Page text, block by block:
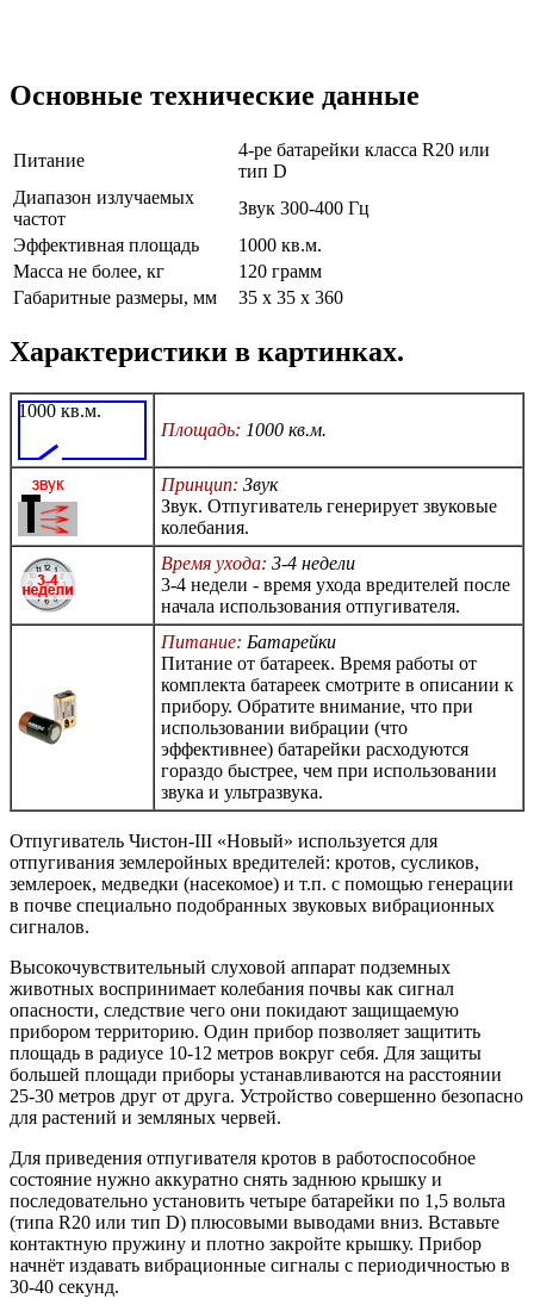
Основные технические данные
Питание
4-ре батарейки класса R20 или
тип D
Диапазон излучаемых
частот
Звук 300-400 Гц
Эффективная площадь
1000 кв.м.
Масса не более, кг
120 грамм
Габаритные размеры, мм
35 х 35 х 360
Характеристики в картинках.
1000 кв.м.
Площадь: 1000 кв.м.
Принцип: Звук
Звук. Отпугиватель генерирует звуковые
колебания.
Время ухода: 3-4 недели
3-4 недели - время ухода вредителей после
начала использования отпугивателя.
Питание: Батарейки
Питание от батареек. Время работы от
комплекта батареек смотрите в описании к
прибору. Обратите внимание, что при
использовании вибрации (что
эффективнее) батарейки расходуются
гораздо быстрее, чем при использовании
звука и ультразвука.
Отпугиватель Чистон-III «Новый» используется для
отпугивания землеройных вредителей: кротов, сусликов,
землероек, медведки (насекомое) и т.п. с помощью генерации
в почве специально подобранных звуковых вибрационных
сигналов.
Высокочувствительный слуховой аппарат подземных
животных воспринимает колебания почвы как сигнал
опасности, следствие чего они покидают защищаемую
прибором территорию. Один прибор позволяет защитить
площадь в радиусе 10-12 метров вокруг себя. Для защиты
большей площади приборы устанавливаются на расстоянии
25-30 метров друг от друга. Устройство совершенно безопасно
для растений и земляных червей.
Для приведения отпугивателя кротов в работоспособное
состояние нужно аккуратно снять заднюю крышку и
последовательно установить четыре батарейки по 1,5 вольта
(типа R20 или тип D) плюсовыми выводами вниз. Вставьте
контактную пружину и плотно закройте крышку. Прибор
начнёт издавать вибрационные сигналы с периодичностью в
30-40 секунд.